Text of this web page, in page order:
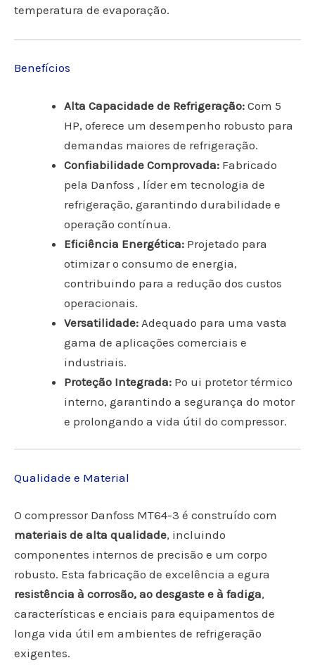
temperatura de evaporação.
Benefícios
Alta Capacidade de Refrigeração: Com 5
HP, oferece um desempenho robusto para
demandas maiores de refrigeração.
Confiabilidade Comprovada: Fabricado
pela Danfoss , líder em tecnologia de
refrigeração, garantindo durabilidade e
operação contínua.
Eficiência Energética: Projetado para
otimizar o consumo de energia,
contribuindo para a redução dos custos
operacionais.
Versatilidade: Adequado para uma vasta
gama de aplicações comerciais e
industriais.
Proteção Integrada: Po ui protetor térmico
interno, garantindo a segurança do motor
e prolongando a vida útil do compressor.
Qualidade e Material
O compressor Danfoss MT64-3 é construído com
materiais de alta qualidade, incluindo
componentes internos de precisão e um corpo
robusto. Esta fabricação de excelência a egura
resistência à corrosão, ao desgaste e à fadiga,
características e enciais para equipamentos de
longa vida útil em ambientes de refrigeração
exigentes.